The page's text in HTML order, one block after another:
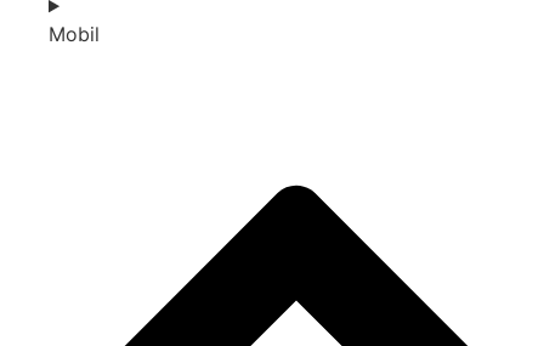
Mobil